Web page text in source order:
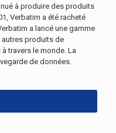
à produire des produits
Verbatim a été racheté
a lancé une gamme
autres produits de
travers le monde. La
de données.